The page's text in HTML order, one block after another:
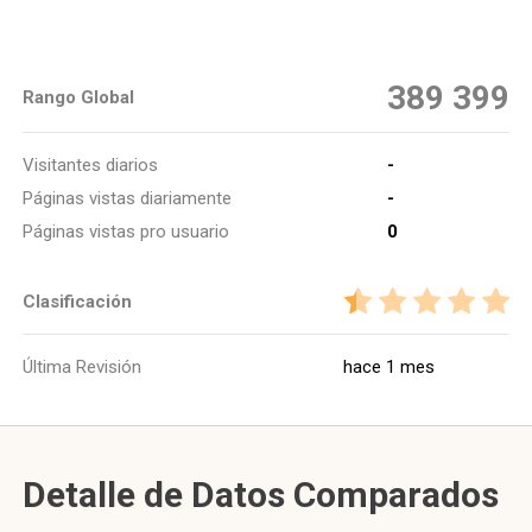
Rango Global 389 399
Visitantes diarios
-
Páginas vistas diariamente
-
Páginas vistas pro usuario
0
Clasificación
Última Revisión hace 1 mes
Detalle de Datos Comparados